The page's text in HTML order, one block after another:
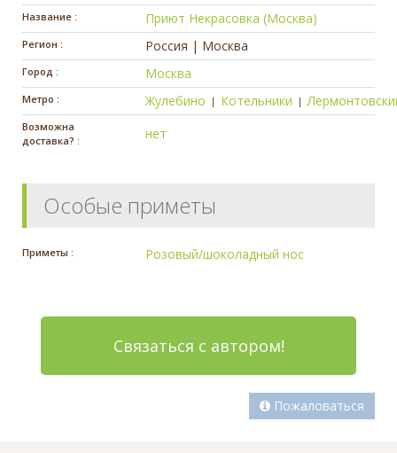
Название : Приют Некрасовка (Москва)
Регион : Россия | Москва
Город : Москва
Метро : Жулебино | Котельники |
Возможна
доставка? :
нет
Особые приметы
Приметы : Розовый/шоколадный нос
Связаться с автором!
Пожаловаться